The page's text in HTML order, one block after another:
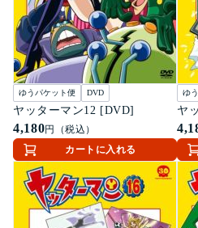
ゆうパケット便 DVD
ヤッターマン12 [DVD]
4,180円（税込）
カートに入れる
ゆ
ヤ